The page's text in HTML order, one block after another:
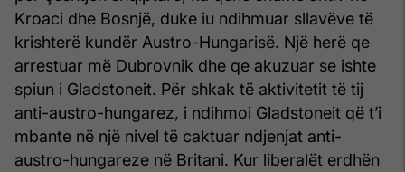
Kroaci dhe Bosnjë, duke iu ndihmuar sllavëve të
krishterë kundër Austro-Hungarisë. Një herë qe
arrestuar më Dubrovnik dhe qe akuzuar se ishte
spiun i Gladstoneit. Për shkak të aktivitetit të tij
anti-austro-hungarez, i ndihmoi Gladstoneit që t’i
mbante në një nivel të caktuar ndjenjat anti-
austro-hungareze në Britani. Kur liberalët erdhën